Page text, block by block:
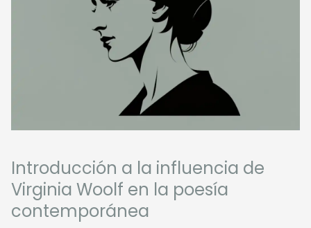
Introducción a la influencia de
Virginia Woolf en la poesía
contemporánea